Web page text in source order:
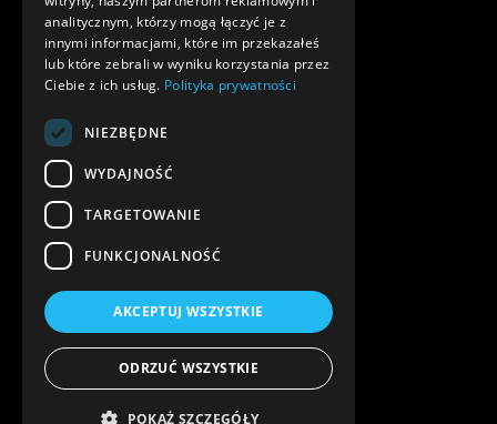
analitycznym, którzy mogą łączyć je z
innymi informacjami, które im przekazałeś
lub które zebrali w wyniku korzystania przez
Ciebie z ich usług. Polityka prywatności
NIEZBĘDNE
WYDAJNOŚĆ
TARGETOWANIE
FUNKCJONALNOŚĆ
AKCEPTUJ WSZYSTKIE
ODRZUĆ WSZYSTKIE
POKAŻ SZCZEGÓŁY